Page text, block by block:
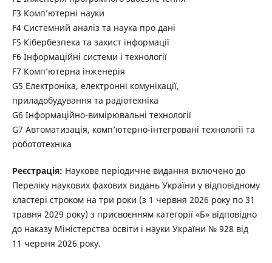
F3 Комп’ютерні науки
F4 Системний аналіз та наука про дані
F5 Кібербезпека та захист інформації
F6 Інформаційні системи і технології
F7 Комп’ютерна інженерія
G5 Електроніка, електронні комунікації,
приладобудування та радіотехніка
G6 Інформаційно-вимірювальні технології
G7 Автоматизація, комп’ютерно-інтегровані технології та
робототехніка
Реєстрація: Наукове періодичне видання включено до
Переліку наукових фахових видань України у відповідному
кластері строком на три роки (з 1 червня 2026 року по 31
травня 2029 року) з присвоєнням категорії «Б» відповідно
до наказу Міністерства освіти і науки України № 928 від
11 червня 2026 року.